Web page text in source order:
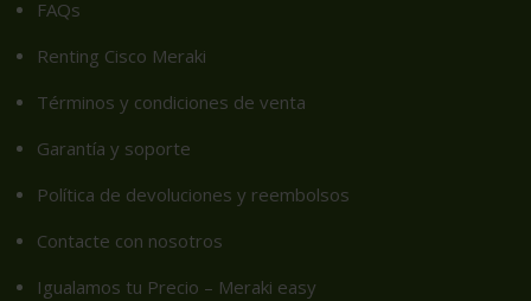
FAQs
Renting Cisco Meraki
Términos y condiciones de venta
Garantía y soporte
Política de devoluciones y reembolsos
Contacte con nosotros
Igualamos tu Precio – Meraki easy